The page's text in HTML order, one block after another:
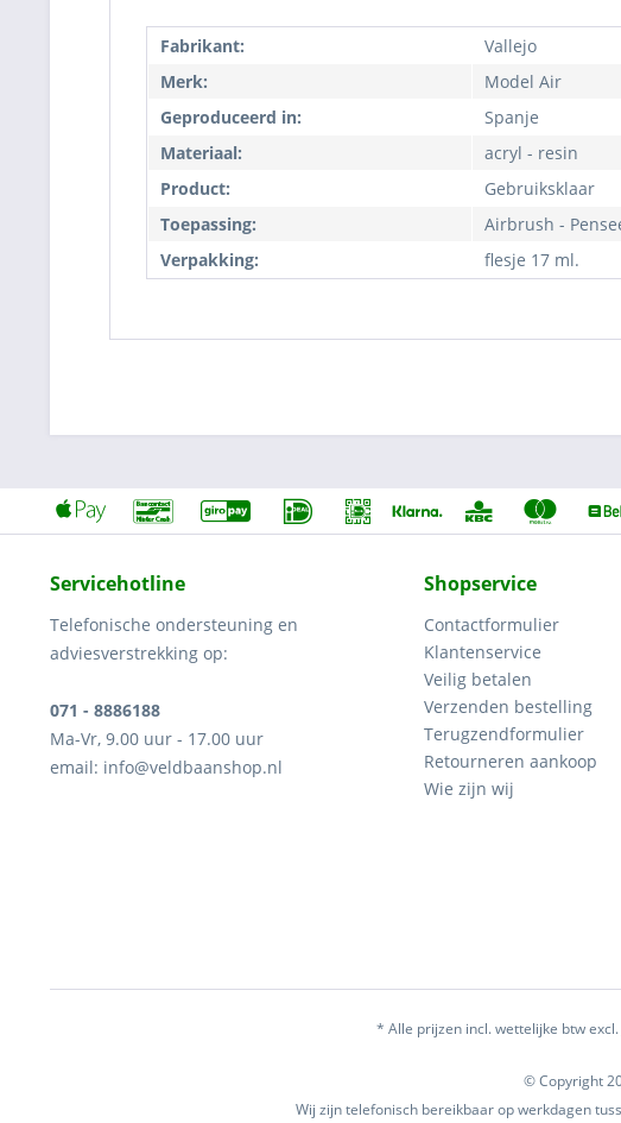
Fabrikant:
Vallejo
Merk:
Model Air
Geproduceerd in:
Spanje
Materiaal:
acryl - resin
Product:
Gebruiksklaar
Toepassing:
Airbrush -
Verpakking:
flesje 17 ml.
Servicehotline
Telefonische ondersteuning en
adviesverstrekking op:
071 - 8886188
Ma-Vr, 9.00 uur - 17.00 uur
email: info@veldbaanshop.nl
Shopservice
Contactformulier
Klantenservice
Veilig betalen
Verzenden bestelling
Terugzendformulier
Retourneren aankoop
Wie zijn wij
* Alle prijzen incl. wettelijke btw excl.
© Copyright
Wij zijn telefonisch bereikbaar op werkdagen